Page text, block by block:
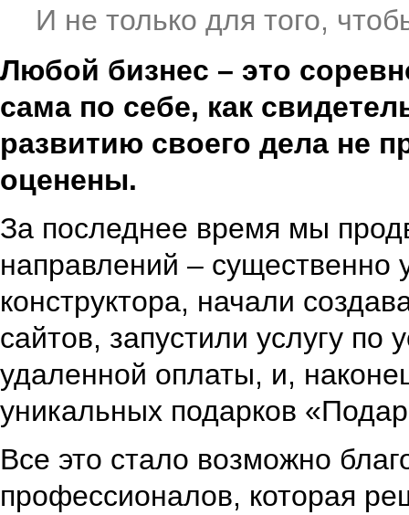
И не только для того,
Любой бизнес – это
сама по себе, как
развитию своего дела не
оценены.
За последнее время мы
направлений –
конструктора, начали
сайтов, запустили услугу по
удаленной оплаты, и,
уникальных подарков
Все это стало возможно
профессионалов, которая